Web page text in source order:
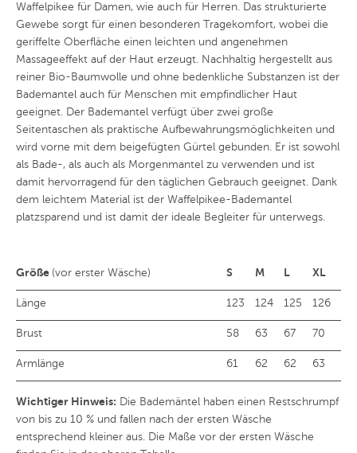
Waffelpikee für Damen, wie auch für Herren. Das strukturierte
Gewebe sorgt für einen besonderen Tragekomfort, wobei die
geriffelte Oberfläche einen leichten und angenehmen
Massageeffekt auf der Haut erzeugt. Nachhaltig hergestellt aus
reiner Bio-Baumwolle und ohne bedenkliche Substanzen ist der
Bademantel auch für Menschen mit empfindlicher Haut
geeignet. Der Bademantel verfügt über zwei große
Seitentaschen als praktische Aufbewahrungsmöglichkeiten und
wird vorne mit dem beigefügten Gürtel gebunden. Er ist sowohl
als Bade-, als auch als Morgenmantel zu verwenden und ist
damit hervorragend für den täglichen Gebrauch geeignet. Dank
dem leichtem Material ist der Waffelpikee-Bademantel
platzsparend und ist damit der ideale Begleiter für unterwegs.
Größe (vor erster Wäsche) S M L XL
Länge 123 124 125 126
Brust 58 63 67 70
Armlänge 61 62 62 63
Wichtiger Hinweis: Die Bademäntel haben einen Restschrumpf
von bis zu 10 % und fallen nach der ersten Wäsche
entsprechend kleiner aus. Die Maße vor der ersten Wäsche